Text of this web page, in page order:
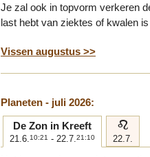
Je zal ook in topvorm verkeren
last hebt van ziektes of kwalen
Vissen augustus >>
Planeten - juli 2026:
De Zon in Kreeft
21.6. 10:21 - 22.7. 21:10
e
22.7.